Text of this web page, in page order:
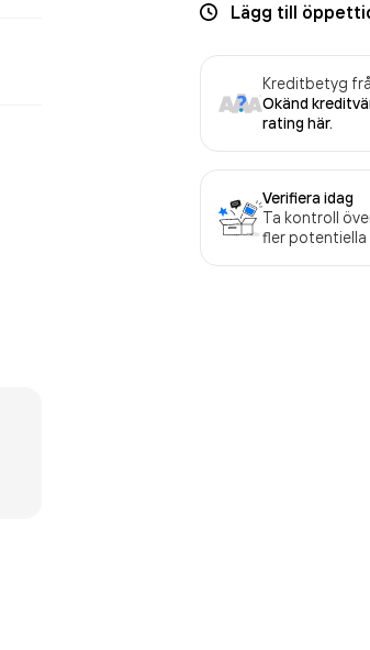
Lägg till
Kreditbetyg
Okänd
rating här.
Verifiera idag
Ta kontroll
fler potentiella